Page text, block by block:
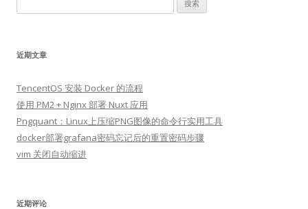
索：
近期文章
TencentOS 安装 Docker 的流程
使用 PM2 + Nginx 部署 Nuxt 应用
Pngquant：Linux上压缩PNG图像的命令行实用工具
docker部署grafana密码忘记后的重置密码步骤
vim 关闭自动缩进
近期评论